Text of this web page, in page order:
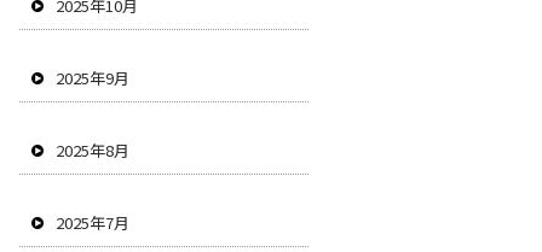
2025年10月
2025年9月
2025年8月
2025年7月